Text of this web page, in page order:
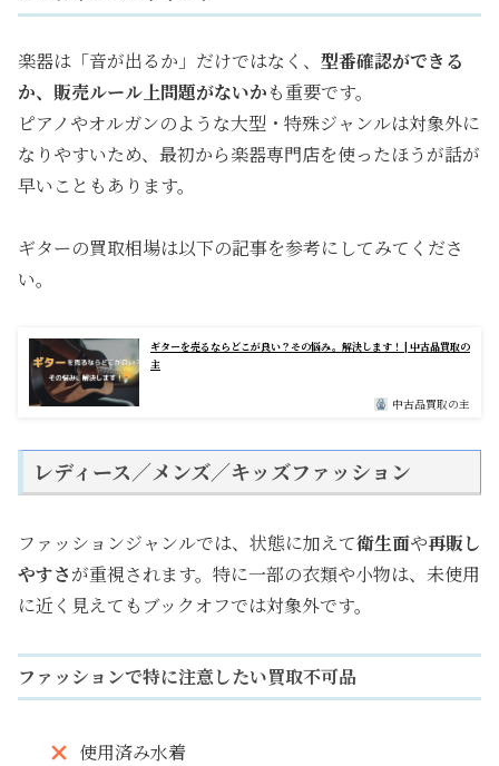
楽器は「音が出るか」だけではなく、 型番確認ができる
か、販売ルール上問題がないかも重要です。
ピアノやオルガンのような大型・特殊ジャンルは対象外に
なりやすいため、最初から楽器専門店を使ったほうが話が
早いこともあります。
ギターの買取相場は以下の記事を参考にしてみてくださ
い。
ギターを売るならどこが良い？その悩み。解決します！ | 中古品買取の
主
中古品買取の主
レディース／メンズ／キッズファッション
ファッションジャンルでは、状態に加えて衛生面や再販し
やすさが重視されます。特に一部の衣類や小物は、未使用
に近く見えてもブックオフでは対象外です。
ファッションで特に注意したい買取不可品
使用済み水着